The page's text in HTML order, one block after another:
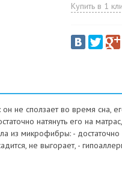
Купить в 1
не сползает во время сна,
натянуть его на
микрофибры: - достаточно
не выгорает, -